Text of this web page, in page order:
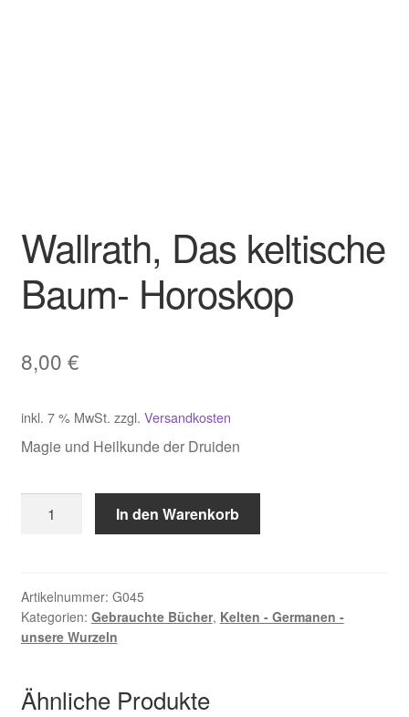
Wallrath, Das keltische
Baum- Horoskop
8,00 €
inkl. 7 % MwSt. zzgl. Versandkosten
Magie und Heilkunde der Druiden
Horoskop
Menge
In den Warenkorb
Artikelnummer: G045
Kategorien: Gebrauchte Bücher, Kelten - Germanen -
unsere Wurzeln
Ähnliche Produkte